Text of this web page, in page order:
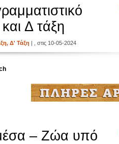
Δ τάξη
, Δ' Τάξη | , στις 10-05-2024
– Ζώα υπό